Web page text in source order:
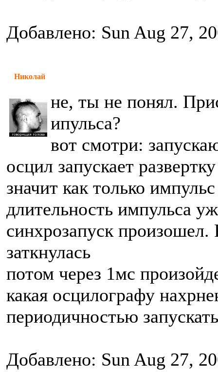
Добавлено: Sun Aug 27,
Николай
не, ты не понял.
ипульса?
вот смотри:
осцил запускает
значит как только
длительность импульса
синхрозапуск произошел.
заткнулась
потом через 1мс
какая осцилографу
периодичностью
Добавлено: Sun Aug 27,